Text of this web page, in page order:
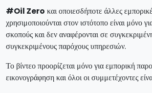
#Oil Zero και οποιεσδήποτε άλλες
χρησιμοποιούνται στον ιστότοπο είναι μόνο
σκοπούς και δεν αναφέρονται σε
συγκεκριμένους παρόχους υπηρεσιών.
Το βίντεο προορίζεται μόνο για εμπορική
εικονογράφηση και όλοι οι συμμετέχοντες